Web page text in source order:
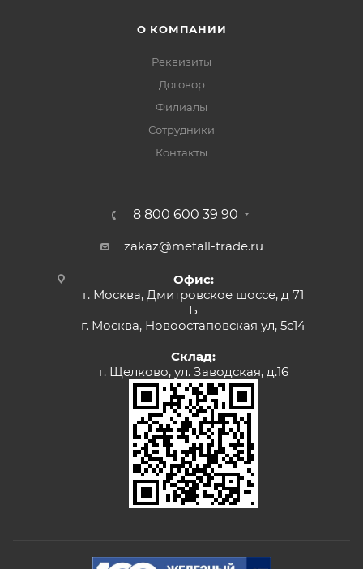
О КОМПАНИИ
Реквизиты
Договор
Филиалы
Сотрудники
Контакты
8 800 600 39 90
zakaz@metall-trade.ru
Офис:
г. Москва, Дмитровское шоссе, д 71
Б
г. Москва, Новоостаповская ул, 5с14
Склад:
г. Щелково, ул. Заводская, д.16